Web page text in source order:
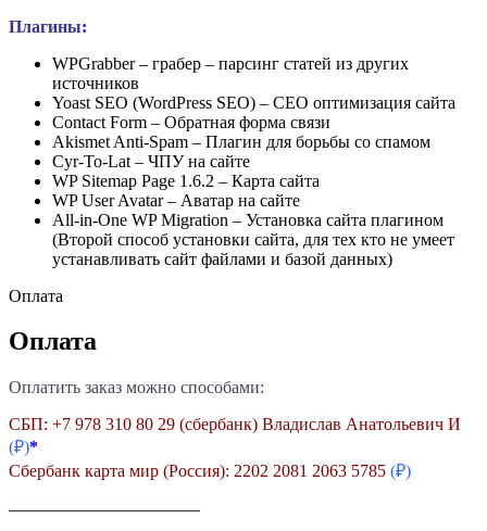
Плагины:
WPGrabber – грабер – парсинг статей из других
источников
Yoast SEO (WordPress SEO) – СЕО оптимизация сайта
Contact Form – Обратная форма связи
Akismet Anti-Spam – Плагин для борьбы со спамом
Cyr-To-Lat – ЧПУ на сайте
WP Sitemap Page 1.6.2 – Карта сайта
WP User Avatar – Аватар на сайте
All-in-One WP Migration – Установка сайта плагином
(Второй способ установки сайта, для тех кто не умеет
устанавливать сайт файлами и базой данных)
Оплата
Оплата
Оплатить заказ можно способами:
СБП: +7 978 310 80 29 (сбербанк) Владислав Анатольевич И
(₽)*
Сбербанк карта мир (Россия): 2202 2081 2063 5785 (₽)
———————————